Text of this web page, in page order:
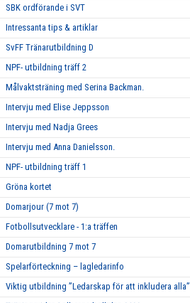
SBK ordförande i SVT
Intressanta tips & artiklar
SvFF Tränarutbildning D
NPF- utbildning träff 2
Målvaktsträning med Serina Backman.
Intervju med Elise Jeppsson
Intervju med Nadja Grees
Intervju med Anna Danielsson.
NPF- utbildning träff 1
Gröna kortet
Domarjour (7 mot 7)
Fotbollsutvecklare - 1:a träffen
Domarutbildning 7 mot 7
Spelarförteckning – lagledarinfo
Viktig utbildning ”Ledarskap för att inkludera alla”